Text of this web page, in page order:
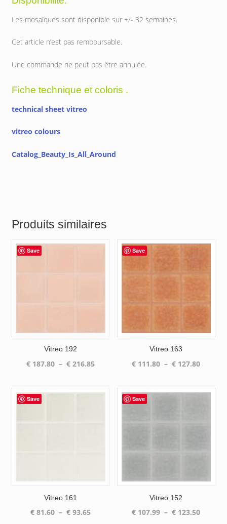
Les mosaïques sont disponible sur +/- 32 semaines.
Cet article n’est pas remboursable.
Une commande ne peut pas être annulée.
Fiche technique et coloris .
technical sheet vitreo
vitreo colours
Catalog_Beauty_Is_All_Around
Produits similaires
Save
Vitreo 192
€187.80 – €216.85Plage
€ 187.80
Save
Vitreo 163
€ 111.80 – € 127.80Plage
Save
Vitreo 161
€81.60 – €93.65Plage
Save
Vitreo 152
€ 107.99 – € 123.50Plage